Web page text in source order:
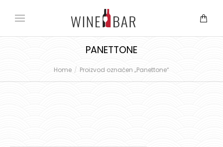
PANETTONE
You are here:Home Proizvod označen „Panettone“